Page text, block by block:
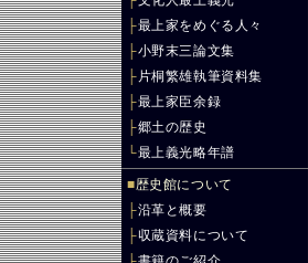
├最上家をめぐる人々
├小野末三論文集
├ 片桐繁雄執筆資料集
├最上家臣余録
├郷土の歴史
└最上義光略年譜
■歴史館について
├沿革と概要
├収蔵資料について